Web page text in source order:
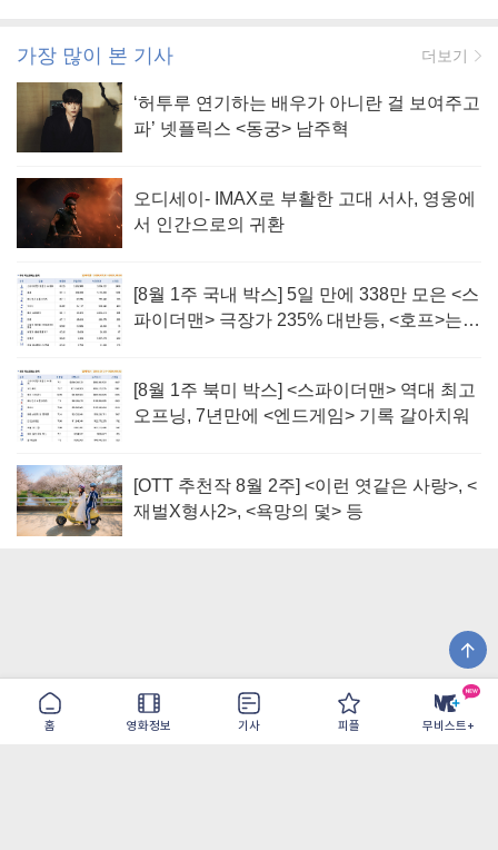
홈 영화정보 기사 피플 무비스트+
가장 많이 본 기사 더보기
‘허투루 연기하는 배우가 아니란 걸 보여주고
파’ 넷플릭스 <동궁> 남주혁
오디세이- IMAX로 부활한 고대 서사, 영웅에
서 인간으로의 귀환
[8월 1주 국내 박스] 5일 만에 338만 모은 <스
파이더맨> 극장가 235% 대반등, <호프>는
[8월 1주 북미 박스] <스파이더맨> 역대 최고
오프닝, 7년만에 <엔드게임> 기록 갈아치워
[OTT 추천작 8월 2주] <이런 엿같은 사랑>, <
재벌X형사2>, <욕망의 덫> 등